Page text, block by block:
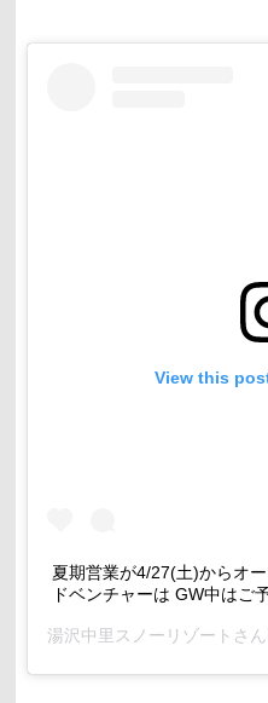
View this
夏期営業が4/27(土)からオ
ドベンチャーは GW中はご
湯沢中里スノーリゾート さん